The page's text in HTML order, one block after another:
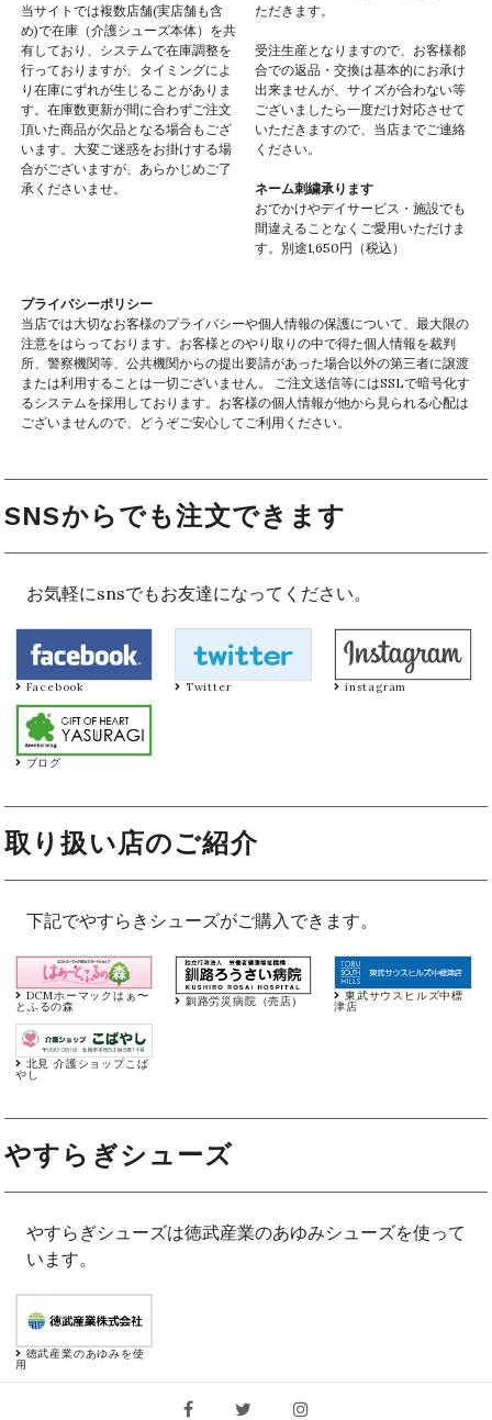
当サイトでは複数店舗(実店舗も含
め)で在庫（介護シューズ本体）を共
有しており、システムで在庫調整を
行っておりますが、タイミングによ
り在庫にずれが生じることがありま
す。在庫数更新が間に合わずご注文
頂いた商品が欠品となる場合もござ
います。大変ご迷惑をお掛けする場
合がございますが、あらかじめご了
承くださいませ。
ただきます。
受注生産となりますので、お客様都
合での返品・交換は基本的にお承け
出来ませんが、サイズが合わない等
ございましたら一度だけ対応させて
いただきますので、当店までご連絡
ください。
ネーム刺繍承ります
おでかけやデイサービス・施設でも
間違えることなくご愛用いただけま
す。別途1,650円（税込）
プライバシーポリシー
当店では大切なお客様のプライバシーや個人情報の保護について、最大限の
注意をはらっております。お客様とのやり取りの中で得た個人情報を裁判
所、警察機関等、公共機関からの提出要請があった場合以外の第三者に譲渡
または利用することは一切ございません。 ご注文送信等にはSSLで暗号化す
るシステムを採用しております。お客様の個人情報が他から見られる心配は
ございませんので、どうぞご安心してご利用ください。
SNSからでも注文できます
お気軽にsnsでもお友達になってください。
Facebook Twitter instagram
ブログ
取り扱い店のご紹介
下記でやすらきシューズがご購入できます。
DCMホーマックはぁ〜
とふるの森 釧路労災病院（売店) 東武サウスヒルズ中標
津店
北見 介護ショップこば
やし
やすらぎシューズ
やすらぎシューズは徳武産業のあゆみシューズを使って
います。
徳武産業のあゆみを使
用
FacebookTwitterInstagram